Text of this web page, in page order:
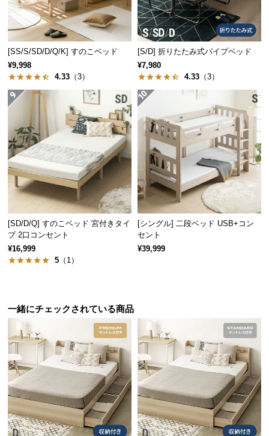
保
に
つ
い
て
会
員
規
約
に
つ
い
て
お
ト
お
知
ら
せ
[SS/S/SD/D/Q/K] すのこベッド
¥9,998
4.33 （3）
[S/D] 折りたたみ式パイプベッド
¥7,980
4.33 （3）
[SD/D/Q] すのこベッド 宮付きタイ
プ 2口コンセント
¥16,999
5 （1）
[シングル] 二段ベッド USB+コン
セント
¥39,999
一緒にチェックされている商品